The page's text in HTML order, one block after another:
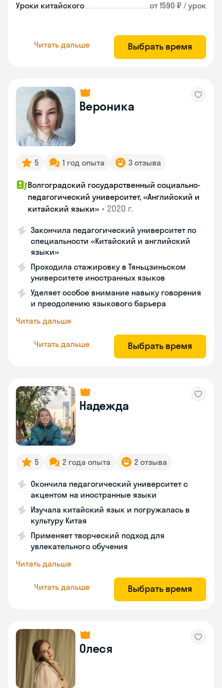
Уроки китайского от 1590 ₽ / урок
Читать дальше Выбрать время
Вероника
5 1 год опыта 3 отзыва
Волгоградский государственный социально-
педагогический университет, «Английский и
китайский языки» • 2020 г.
Закончила педагогический университет по
специальности «Китайский и английский
языки»
Проходила стажировку в Тяньцзиньском
университете иностранных языков
Уделяет особое внимание навыку говорения
и преодолению языкового барьера
Читать дальше
Читать дальше Выбрать время
Надежда
5 2 года опыта 2 отзыва
Окончила педагогический университет с
акцентом на иностранные языки
Изучала китайский язык и погружалась в
культуру Китая
Применяет творческий подход для
увлекательного обучения
Читать дальше
Читать дальше Выбрать время
Олеся